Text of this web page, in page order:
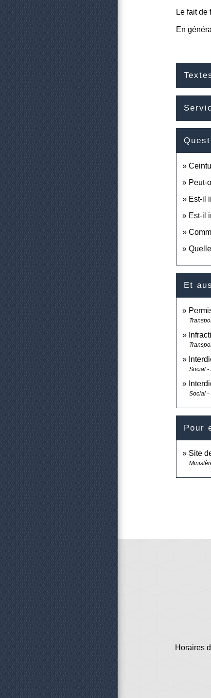
Le fait de
En
Peut-
Est-il
Est-il
Et
Social -
Social -
Pour
Site
Horaires